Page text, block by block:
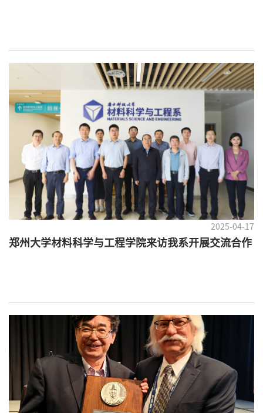
2025-04-17
郑州大学材料科学与工程学院来访我系开展交流合作